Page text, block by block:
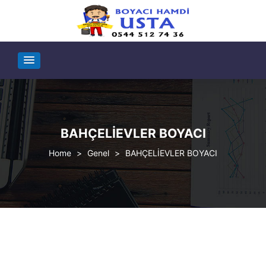
BAHÇELİEVLER BOYACI
> Genel > BAHÇELİEVLER BOYACI